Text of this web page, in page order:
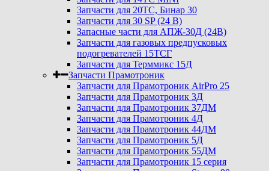
Запчасти для 20ТС, Бинар 30
Запчасти для 30 SP (24 В)
Запасные части для АПЖ-30Д (24В)
Запчасти для газовых предпусковых
подогревателей 15ТСГ
Запчасти для Терммикс 15Д
Запчасти Прамотроник
Запчасти для Прамотроник AirPro 25
Запчасти для Прамотроник 3Д
Запчасти для Прамотроник 37ДМ
Запчасти для Прамотроник 4Д
Запчасти для Прамотроник 44ДМ
Запчасти для Прамотроник 5Д
Запчасти для Прамотроник 55ДМ
Запчасти для Прамотроник 15 серия